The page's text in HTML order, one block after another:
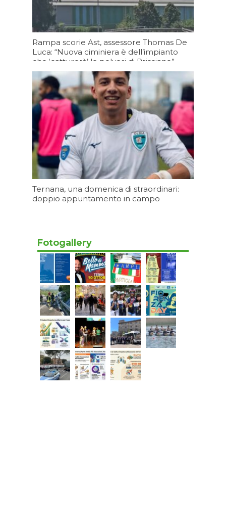
Rampa scorie Ast, assessore Thomas De
Luca: “Nuova ciminiera è dell’impianto
che ‘catturerà’ le polveri di Prisciano”
Oggi 09:08
Ternana, una domenica di straordinari:
doppio appuntamento in campo
Fotogallery